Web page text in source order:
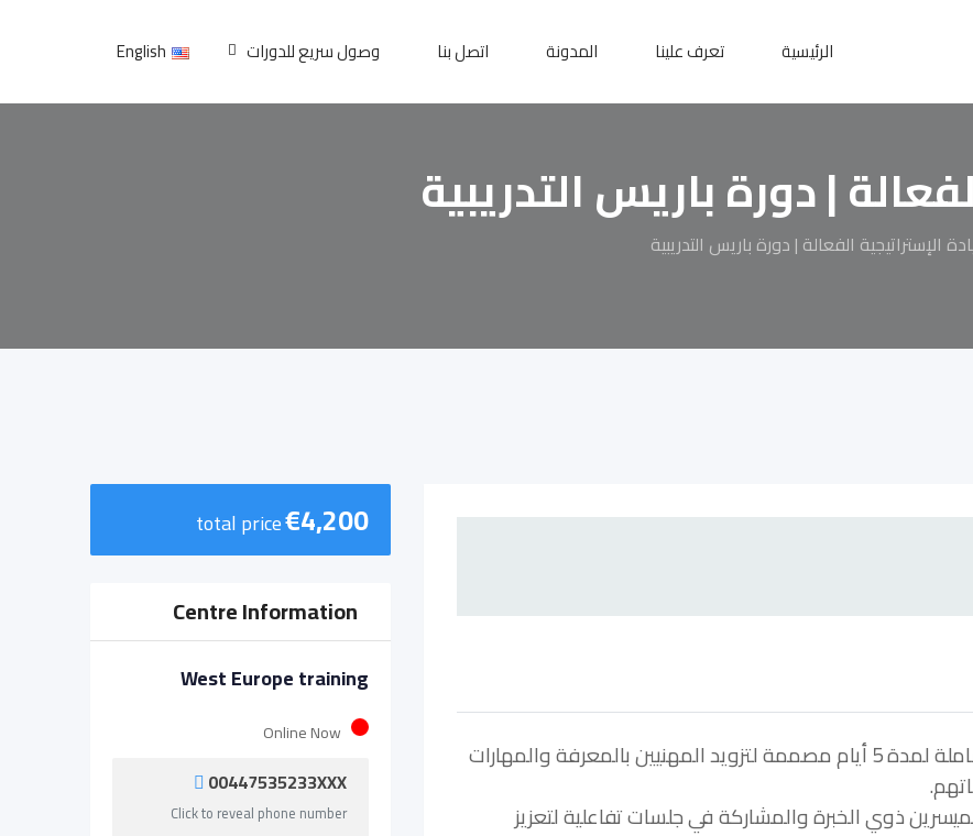
الرئيسية تعرف علينا المدونة اتصل بنا وصول سريع للدورات English
| دورة باريس التدريبية
الإستراتيجية الفعالة | دورة باريس التدريبية
القيادة الإستراتيجية الفعالة هي دورة تدريبية شاملة لمدة 5 أيام مصممة لتزويد المهنيين بالمعرفة والمهارات
ذوي الخبرة والمشاركة في جلسات تفاعلية لتعزيز
€4,200
total price
Centre Information
West Europe training
Online Now
00447535233XXX
Click to reveal phone number